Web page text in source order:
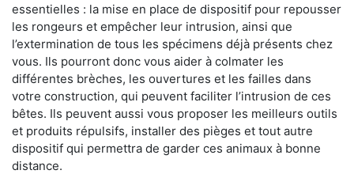
essentielles : la mise en place de dispositif pour repousser
les rongeurs et empêcher leur intrusion, ainsi que
l’extermination de tous les spécimens déjà présents chez
vous. Ils pourront donc vous aider à colmater les
différentes brèches, les ouvertures et les failles dans
votre construction, qui peuvent faciliter l’intrusion de ces
bêtes. Ils peuvent aussi vous proposer les meilleurs outils
et produits répulsifs, installer des pièges et tout autre
dispositif qui permettra de garder ces animaux à bonne
distance.